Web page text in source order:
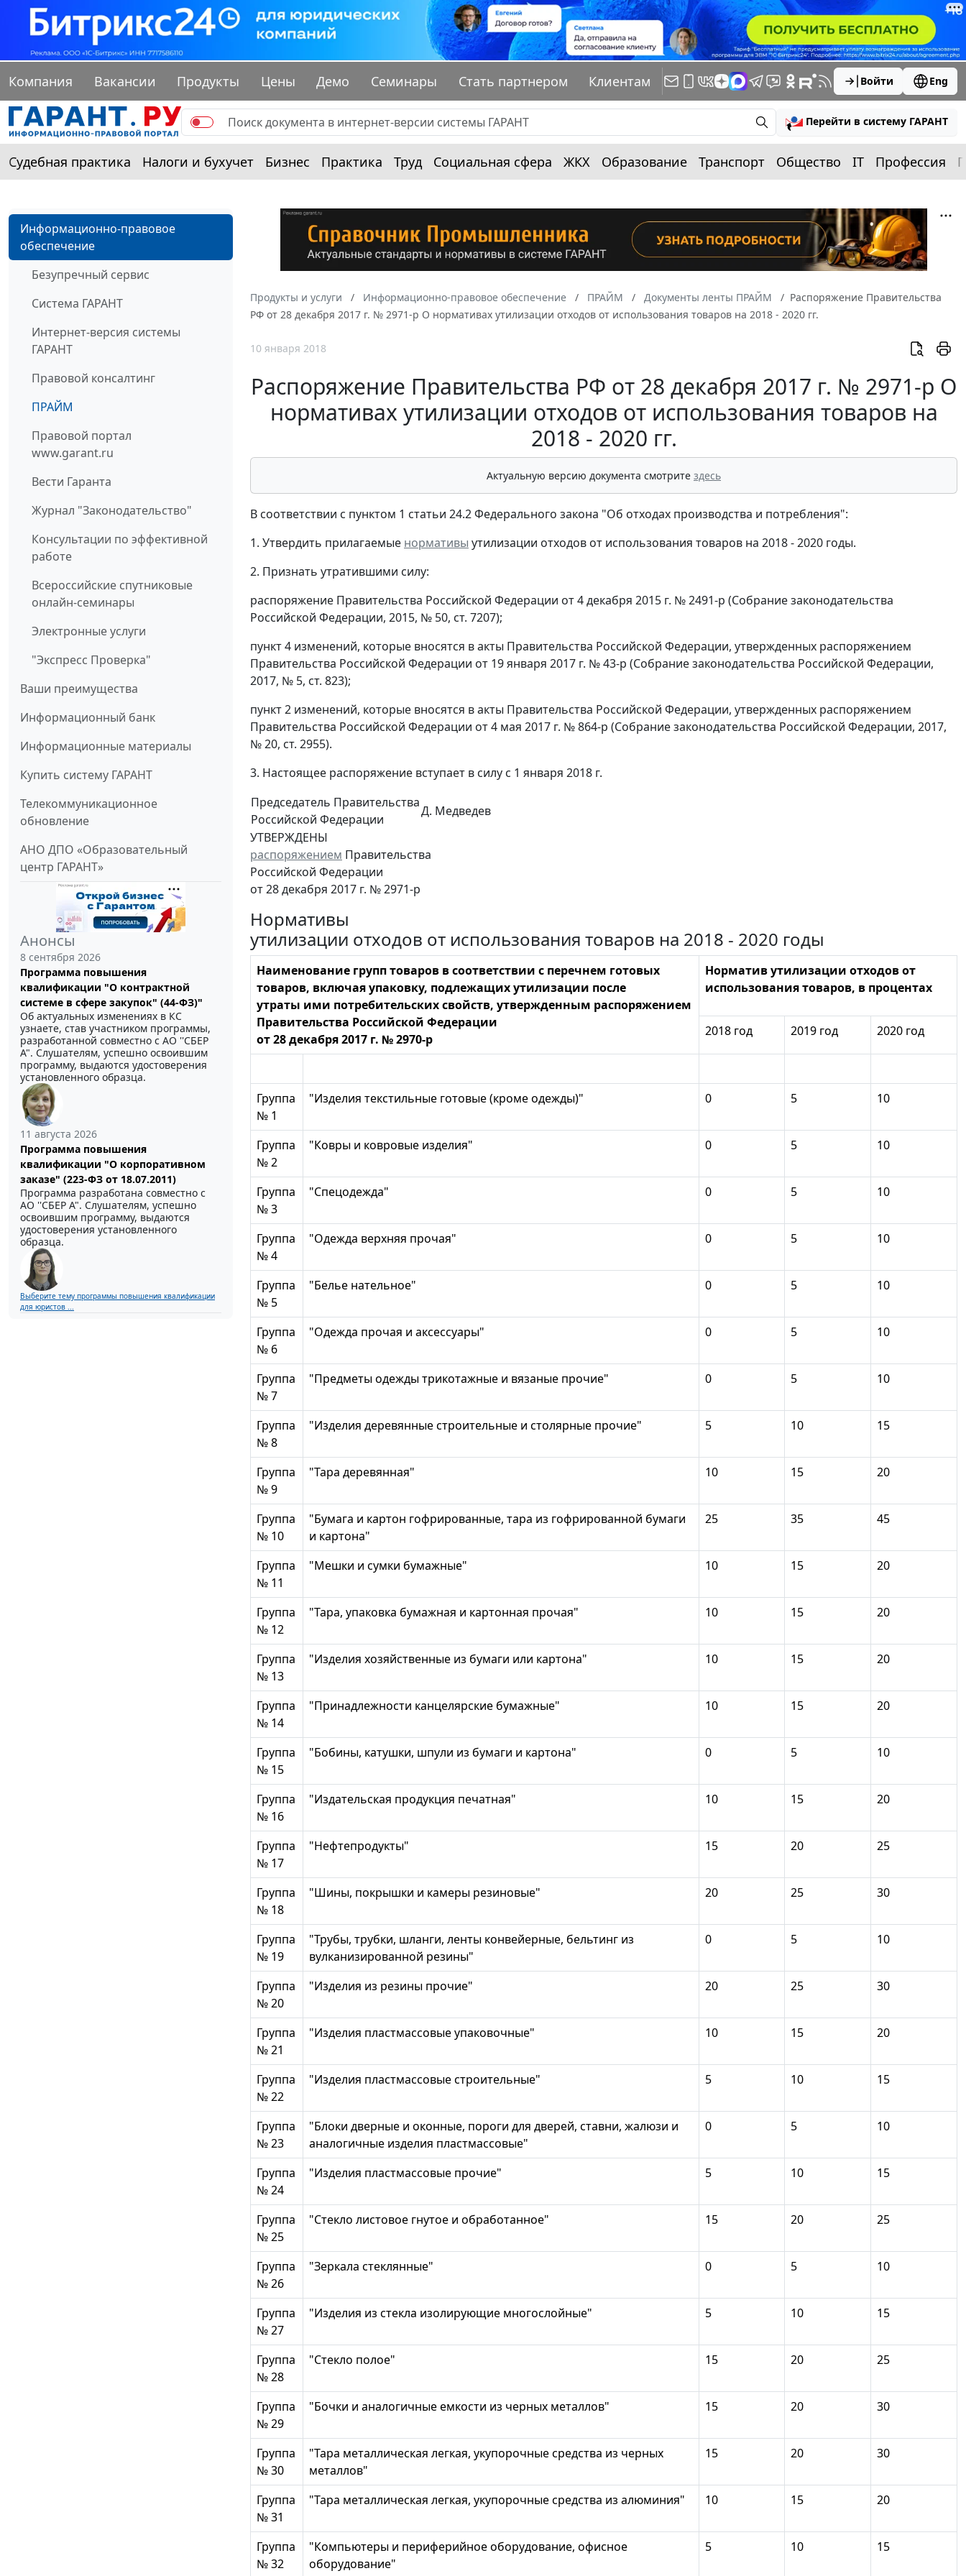
Компания Вакансии Продукты Цены Демо Семинары Стать партнером Клиентам Войти Eng
Перейти в систему ГАРАНТ
Судебная практика Налоги и бухучет Бизнес Практика Труд Социальная сфера ЖКХ Образование Транспорт Общество IT Профессия
Информационно-правовое
обеспечение
Безупречный сервис
Система ГАРАНТ
Интернет-версия системы
ГАРАНТ
Правовой консалтинг
ПРАЙМ
Правовой портал
www.garant.ru
Вести Гаранта
Журнал "Законодательство"
Консультации по эффективной
работе
Всероссийские спутниковые
онлайн-семинары
Электронные услуги
"Экспресс Проверка"
Ваши преимущества
Информационный банк
Информационные материалы
Купить систему ГАРАНТ
Телекоммуникационное
обновление
АНО ДПО «Образовательный
центр ГАРАНТ»
Анонсы
8 сентября 2026
Программа повышения
квалификации "О контрактной
системе в сфере закупок" (44-ФЗ)"
Об актуальных изменениях в КС
узнаете, став участником программы,
разработанной совместно с АО ''СБЕР
А". Слушателям, успешно освоившим
программу, выдаются удостоверения
установленного образца.
11 августа 2026
Программа повышения
квалификации "О корпоративном
заказе" (223-ФЗ от 18.07.2011)
Программа разработана совместно с
АО ''СБЕР А". Слушателям, успешно
освоившим программу, выдаются
удостоверения установленного
образца.
Выберите тему программы повышения квалификации
для юристов ...
Продукты и услуги Информационно-правовое обеспечение ПРАЙМ Документы ленты ПРАЙМ
Распоряжение Правительства
РФ от 28 декабря 2017 г. № 2971-р О нормативах утилизации отходов от использования товаров на 2018 - 2020 гг.
10 января 2018
Распоряжение Правительства РФ от 28 декабря 2017 г. № 2971-р О
нормативах утилизации отходов от использования товаров на
2018 - 2020 гг.
Актуальную версию документа смотрите здесь
В соответствии с пунктом 1 статьи 24.2 Федерального закона "Об отходах производства и потребления":
1. Утвердить прилагаемые нормативы утилизации отходов от использования товаров на 2018 - 2020 годы.
2. Признать утратившими силу:
распоряжение Правительства Российской Федерации от 4 декабря 2015 г. № 2491-р (Собрание законодательства
Российской Федерации, 2015, № 50, ст. 7207);
пункт 4 изменений, которые вносятся в акты Правительства Российской Федерации, утвержденных распоряжением
Правительства Российской Федерации от 19 января 2017 г. № 43-р (Собрание законодательства Российской Федерации,
2017, № 5, ст. 823);
пункт 2 изменений, которые вносятся в акты Правительства Российской Федерации, утвержденных распоряжением
Правительства Российской Федерации от 4 мая 2017 г. № 864-р (Собрание законодательства Российской Федерации, 2017,
№ 20, ст. 2955).
3. Настоящее распоряжение вступает в силу с 1 января 2018 г.
Председатель Правительства
Российской Федерации
Д. Медведев
УТВЕРЖДЕНЫ
распоряжением Правительства
Российской Федерации
от 28 декабря 2017 г. № 2971-р
Нормативы
утилизации отходов от использования товаров на 2018 - 2020 годы
Наименование групп товаров в соответствии с перечнем готовых
товаров, включая упаковку, подлежащих утилизации после
утраты ими потребительских свойств, утвержденным распоряжением
Правительства Российской Федерации
от 28 декабря 2017 г. № 2970-р
Норматив утилизации отходов от
использования товаров, в процентах
2018 год 2019 год 2020 год
Группа
№ 1
"Изделия текстильные готовые (кроме одежды)" 0 5 10
Группа
№ 2
"Ковры и ковровые изделия" 0 5 10
Группа
№ 3
"Спецодежда" 0 5 10
Группа
№ 4
"Одежда верхняя прочая" 0 5 10
Группа
№ 5
"Белье нательное" 0 5 10
Группа
№ 6
"Одежда прочая и аксессуары" 0 5 10
Группа
№ 7
"Предметы одежды трикотажные и вязаные прочие" 0 5 10
Группа
№ 8
"Изделия деревянные строительные и столярные прочие" 5 10 15
Группа
№ 9
"Тара деревянная" 10 15 20
Группа
№ 10
"Бумага и картон гофрированные, тара из гофрированной бумаги
и картона"
25 35 45
Группа
№ 11
"Мешки и сумки бумажные" 10 15 20
Группа
№ 12
"Тара, упаковка бумажная и картонная прочая" 10 15 20
Группа
№ 13
"Изделия хозяйственные из бумаги или картона" 10 15 20
Группа
№ 14
"Принадлежности канцелярские бумажные" 10 15 20
Группа
№ 15
"Бобины, катушки, шпули из бумаги и картона" 0 5 10
Группа
№ 16
"Издательская продукция печатная" 10 15 20
Группа
№ 17
"Нефтепродукты" 15 20 25
Группа
№ 18
"Шины, покрышки и камеры резиновые" 20 25 30
Группа
№ 19
"Трубы, трубки, шланги, ленты конвейерные, бельтинг из
вулканизированной резины"
0 5 10
Группа
№ 20
"Изделия из резины прочие" 20 25 30
Группа
№ 21
"Изделия пластмассовые упаковочные" 10 15 20
Группа
№ 22
"Изделия пластмассовые строительные" 5 10 15
Группа
№ 23
"Блоки дверные и оконные, пороги для дверей, ставни, жалюзи и
аналогичные изделия пластмассовые"
0 5 10
Группа
№ 24
"Изделия пластмассовые прочие" 5 10 15
Группа
№ 25
"Стекло листовое гнутое и обработанное" 15 20 25
Группа
№ 26
"Зеркала стеклянные" 0 5 10
Группа
№ 27
"Изделия из стекла изолирующие многослойные" 5 10 15
Группа
№ 28
"Стекло полое" 15 20 25
Группа
№ 29
"Бочки и аналогичные емкости из черных металлов" 15 20 30
Группа
№ 30
"Тара металлическая легкая, укупорочные средства из черных
металлов"
15 20 30
Группа
№ 31
"Тара металлическая легкая, укупорочные средства из алюминия" 10 15 20
Группа
№ 32
"Компьютеры и периферийное оборудование, офисное
оборудование"
5 10 15